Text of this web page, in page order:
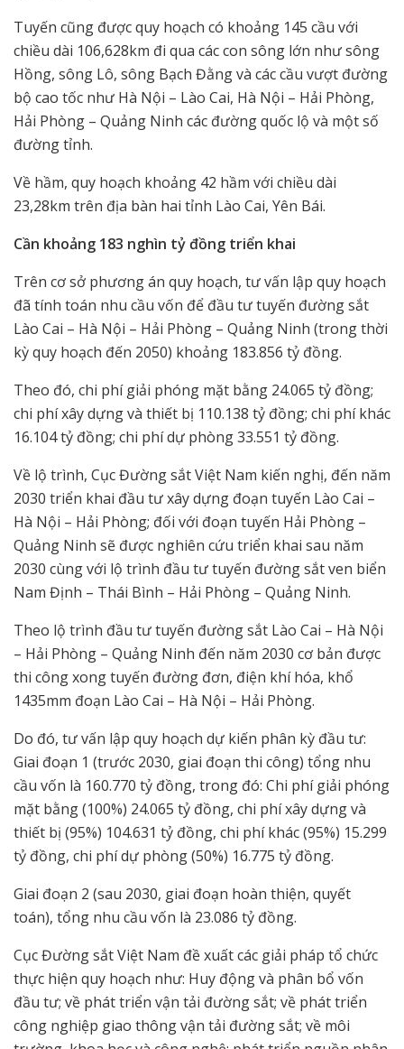
Tuyến cũng được quy hoạch có khoảng 145 cầu với
chiều dài 106,628km đi qua các con sông lớn như sông
Hồng, sông Lô, sông Bạch Đằng và các cầu vượt đường
bộ cao tốc như Hà Nội – Lào Cai, Hà Nội – Hải Phòng,
Hải Phòng – Quảng Ninh các đường quốc lộ và một số
đường tỉnh.
Về hầm, quy hoạch khoảng 42 hầm với chiều dài
23,28km trên địa bàn hai tỉnh Lào Cai, Yên Bái.
Cần khoảng 183 nghìn tỷ đồng triển khai
Trên cơ sở phương án quy hoạch, tư vấn lập quy hoạch
đã tính toán nhu cầu vốn để đầu tư tuyến đường sắt
Lào Cai – Hà Nội – Hải Phòng – Quảng Ninh (trong thời
kỳ quy hoạch đến 2050) khoảng 183.856 tỷ đồng.
Theo đó, chi phí giải phóng mặt bằng 24.065 tỷ đồng;
chi phí xây dựng và thiết bị 110.138 tỷ đồng; chi phí khác
16.104 tỷ đồng; chi phí dự phòng 33.551 tỷ đồng.
Về lộ trình, Cục Đường sắt Việt Nam kiến nghị, đến năm
2030 triển khai đầu tư xây dựng đoạn tuyến Lào Cai –
Hà Nội – Hải Phòng; đối với đoạn tuyến Hải Phòng –
Quảng Ninh sẽ được nghiên cứu triển khai sau năm
2030 cùng với lộ trình đầu tư tuyến đường sắt ven biển
Nam Định – Thái Bình – Hải Phòng – Quảng Ninh.
Theo lộ trình đầu tư tuyến đường sắt Lào Cai – Hà Nội
– Hải Phòng – Quảng Ninh đến năm 2030 cơ bản được
thi công xong tuyến đường đơn, điện khí hóa, khổ
1435mm đoạn Lào Cai – Hà Nội – Hải Phòng.
Do đó, tư vấn lập quy hoạch dự kiến phân kỳ đầu tư:
Giai đoạn 1 (trước 2030, giai đoạn thi công) tổng nhu
cầu vốn là 160.770 tỷ đồng, trong đó: Chi phí giải phóng
mặt bằng (100%) 24.065 tỷ đồng, chi phí xây dựng và
thiết bị (95%) 104.631 tỷ đồng, chi phí khác (95%) 15.299
tỷ đồng, chi phí dự phòng (50%) 16.775 tỷ đồng.
Giai đoạn 2 (sau 2030, giai đoạn hoàn thiện, quyết
toán), tổng nhu cầu vốn là 23.086 tỷ đồng.
Cục Đường sắt Việt Nam đề xuất các giải pháp tổ chức
thực hiện quy hoạch như: Huy động và phân bổ vốn
đầu tư; về phát triển vận tải đường sắt; về phát triển
công nghiệp giao thông vận tải đường sắt; về môi